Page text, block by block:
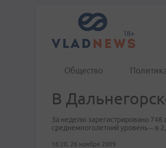
Общество
В
За неделю зарегистрировано 748
среднемноголетний уровень – в
16:20, 26 ноября 2009